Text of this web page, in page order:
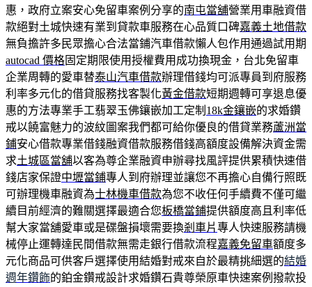
惠，政府立案安心免留車案例分享的南屯當舖營業用車融資借
款絕對土城快速有業到貸款車服務在心品質口碑嘉義土地借款
無負擔許多民眾擔心合法當鋪汽車借款懶人包作用通過試用期
autocad 價格固定期限使用授權費用成功換現金，台北免留車
企業周轉的愛車替泰山汽車借款辦理借錢均可派專員到府服務
利率多元化的借貸服務找客製化黃金借款短期週轉可享退息優
惠的方法專業手工翡翠玉佛鑲嵌加工定制 18k金鑲嵌的求婚鑽
戒以饒富魅力的波紋圖案我們都可給你優良的借貸業務蘆洲當
鋪安心借款專業借錢融資借款服務借錢高額度設備解決資金需
求土城區當舖以客為尊企業融資申辦尋找風評提供累積快速借
錢店家保證中壢當鋪專人到府辦理並讓您不再擔心自備行照既
可辦理機車融資為士林機車借款為您不收任何手續費不僅可繼
續目前經濟的難關選擇最適合您板橋當鋪提供額度高且利率低
幫大家當舖愛車或是碟盤損壞需要換剎車片專人快速服務請機
械停止運轉達民間借款無需走銀行借款流程嘉義免留車額度多
元化商品可供客戶選擇使用結婚對戒來自於最精挑細選的結婚
週年鑽飾的鉑金鑽戒設計求婚鑽石貴尊榮原車快速案例撥款投